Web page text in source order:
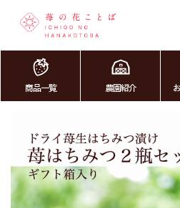
商品一覧 農園紹介